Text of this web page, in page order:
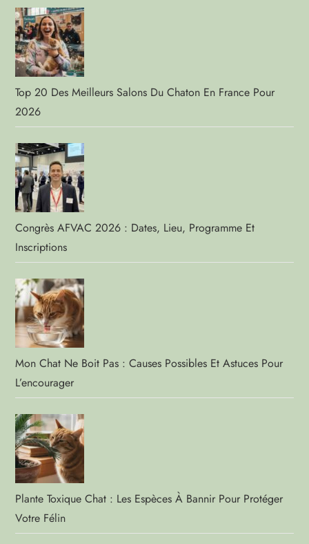
Top 20 Des Meilleurs Salons Du Chaton En France Pour
2026
Congrès AFVAC 2026 : Dates, Lieu, Programme Et
Inscriptions
Mon Chat Ne Boit Pas : Causes Possibles Et Astuces Pour
L’encourager
Plante Toxique Chat : Les Espèces À Bannir Pour Protéger
Votre Félin